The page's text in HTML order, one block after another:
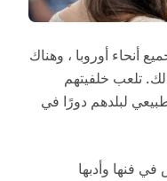
أنحاء أوروبا ، وهناك
تلعب خلفيتهم
لبلدهم دورًا في
في فنها وأدبها